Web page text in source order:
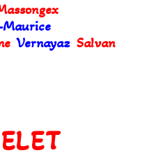
Vernayaz Salvan